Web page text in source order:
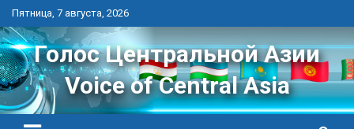
Перейти
к
контенту
Пятница, 7 августа, 2026
Голос Центральной Азии
Voice of Central Asia